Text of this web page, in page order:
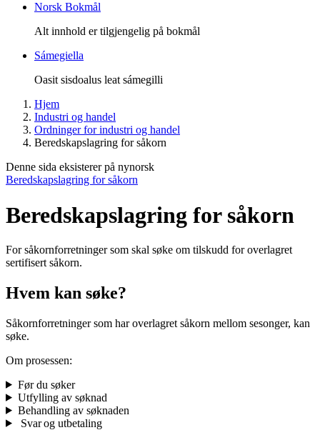
Norsk Bokmål
Alt innhold er tilgjengelig på bokmål
Sámegiella
Oasit sisdoalus leat sámegilli
Hjem
Industri og handel
Ordninger for industri og handel
Beredskapslagring for såkorn
Denne sida eksisterer på nynorsk
Beredskapslagring for såkorn
Beredskapslagring for såkorn
For såkornforretninger som skal søke om tilskudd for overlagret
sertifisert såkorn.
Hvem kan søke?
Såkornforretninger som har overlagret såkorn mellom sesonger, kan
søke.
Om prosessen:
Før du søker
Utfylling av søknad
Behandling av søknaden
Svar og utbetaling